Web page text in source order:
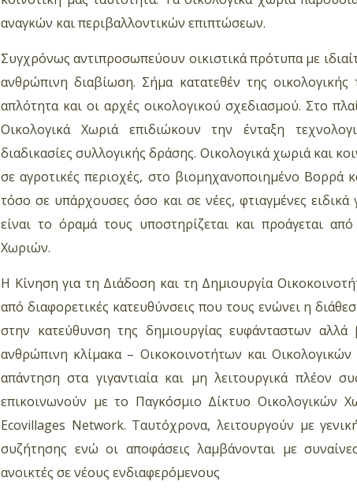
αναγκών και περιβαλλοντικών επιπτώσεων.
Συγχρόνως αντιπροσωπεύουν οικιστικά πρότυπα με
ανθρώπινη διαβίωση. Σήμα κατατεθέν της οικολογικής
απλότητα και οι αρχές οικολογικού σχεδιασμού. Στο
Οικολογικά Χωριά επιδιώκουν την ένταξη
διαδικασίες συλλογικής δράσης. Οικολογικά χωριά και
σε αγροτικές περιοχές, στο βιομηχανοποιημένο
τόσο σε υπάρχουσες όσο και σε νέες, φτιαγμένες ειδικά
είναι το όραμά τους υποστηρίζεται και προάγεται
Χωριών.
H Κίνηση για τη Διάδοση και τη Δημιουργία
από διαφορετικές κατευθύνσεις που τους ενώνει η
στην κατεύθυνση της δημιουργίας ευφάνταστων
ανθρώπινη κλίμακα – Οικοκοινοτήτων και
απάντηση στα γιγαντιαία και μη λειτουργικά πλέον
επικοινωνούν με το Παγκόσμιο Δίκτυο Οικολογικών
Ecovillages Network. Ταυτόχρονα, λειτουργούν με
συζήτησης ενώ οι αποφάσεις λαμβάνονται με
ανοικτές σε νέους ενδιαφερόμενους